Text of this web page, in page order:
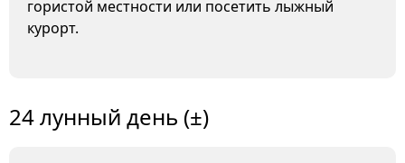
гористой местности или посетить лыжный
курорт.
24 лунный день (±)